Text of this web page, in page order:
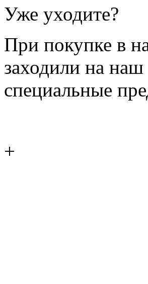
Уже уходите?
При покупке в
заходили на
специальные
+